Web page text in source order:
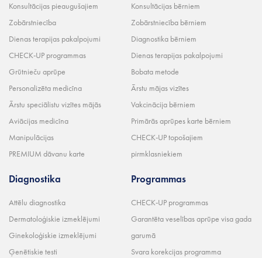
Konsultācijas pieaugušajiem
Zobārstniecība
Dienas terapijas pakalpojumi
CHECK-UP programmas
Grūtnieču aprūpe
Personalizēta medicīna
Ārstu speciālistu vizītes mājās
Aviācijas medicīna
Manipulācijas
PREMIUM dāvanu karte
Konsultācijas bērniem
Zobārstniecība bērniem
Diagnostika bērniem
Dienas terapijas pakalpojumi
Bobata metode
Ārstu mājas vizītes
Vakcinācija bērniem
Primārās aprūpes karte bērniem
CHECK-UP topošajiem
pirmklasniekiem
Diagnostika
Attēlu diagnostika
Dermatoloģiskie izmeklējumi
Ginekoloģiskie izmeklējumi
Ģenētiskie testi
Programmas
CHECK-UP programmas
Garantēta veselības aprūpe visa gada
garumā
Svara korekcijas programma